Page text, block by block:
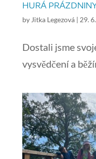
HURÁ
by Jitka Legezová| 29.
Dostali jsme
vysvědčení a